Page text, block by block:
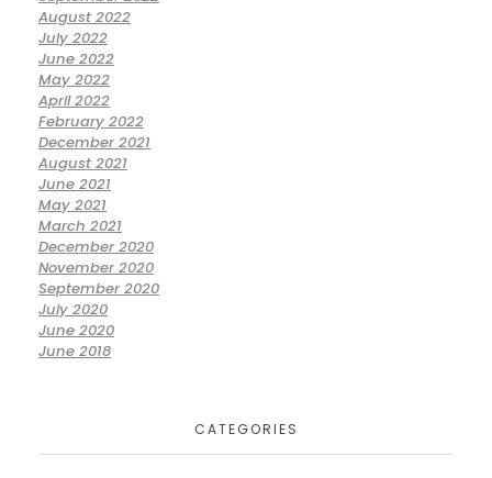
August 2022
July 2022
June 2022
May 2022
April 2022
February 2022
December 2021
August 2021
June 2021
May 2021
March 2021
December 2020
November 2020
September 2020
July 2020
June 2020
June 2018
CATEGORIES